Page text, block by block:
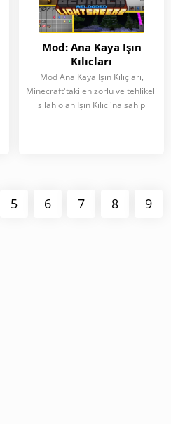
Mod: Ana Kaya Işın
Kılıçları
Mod Ana Kaya Işın Kılıçları,
Minecraft'taki en zorlu ve tehlikeli
silah olan Işın Kılıcı'na sahip
5 6 7 8 9